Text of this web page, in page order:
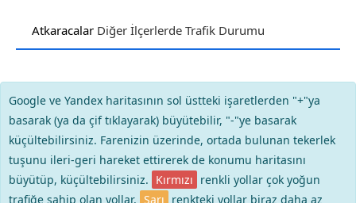
Atkaracalar Diğer İlçerlerde Trafik Durumu
Google ve Yandex haritasının sol üstteki işaretlerden "+"ya
basarak (ya da çif tıklayarak) büyütebilir, "-"ye basarak
küçültebilirsiniz. Farenizin üzerinde, ortada bulunan tekerlek
tuşunu ileri-geri hareket ettirerek de konumu haritasını
büyütüp, küçültebilirsiniz. Kırmızı renkli yollar çok yoğun
trafiğe sahip olan yollar, Sarı renkteki yollar biraz daha az